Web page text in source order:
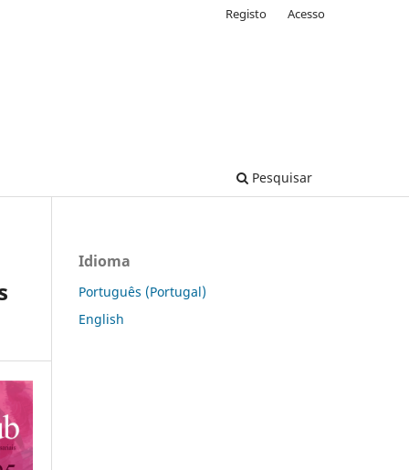
Pesquisar
Registo Acesso
Idioma
Português (Portugal)
English